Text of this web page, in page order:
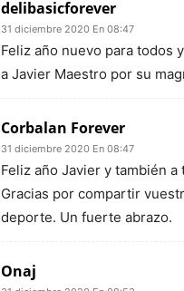
delibasicforever
31 diciembre 2020 En 08:47
Feliz año nuevo para todos
a Javier Maestro por su
Corbalan Forever
31 diciembre 2020 En 08:47
Feliz año Javier y también
Gracias por compartir
deporte. Un fuerte abrazo.
Onaj